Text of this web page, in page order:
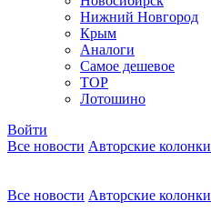
Нижний Новгород
Крым
Аналоги
Самое дешевое
TOP
Лотошино
Войти
Все новости Авторские колонки
Все новости Авторские колонки